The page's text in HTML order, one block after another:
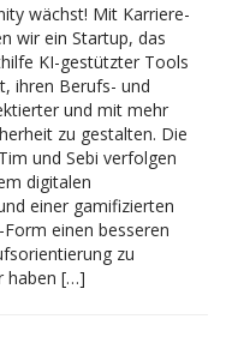
wächst! Mit Karriere-
wir ein Startup, das
KI-gestützter Tools
ihren Berufs- und
und mit mehr
zu gestalten. Die
und Sebi verfolgen
digitalen
einer gamifizierten
einen besseren
zu
haben […]